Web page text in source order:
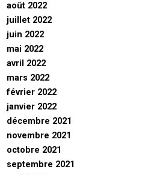
août 2022
juillet 2022
juin 2022
mai 2022
avril 2022
mars 2022
février 2022
janvier 2022
décembre 2021
novembre 2021
octobre 2021
septembre 2021